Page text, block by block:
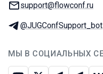
E-mail:
support@flowconf.ru
Телеграм:
@JUGConfSupport_bot
МЫ В СОЦИАЛЬНЫХ